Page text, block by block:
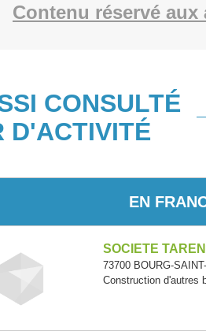
Contenu réservé aux
CONSULTÉ
D'ACTIVITÉ
EN
SOCIETE
73700 BOURG-
Construction d'autres